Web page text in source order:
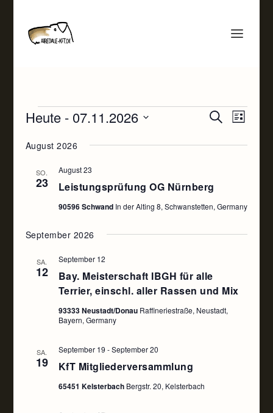
VERANSTALTUNGEN
UND
SUCHELISTE
Heute - 07.11.2026
wählen.
August 2026
SO.
23 Leistungsprüfung OG Nürnberg
August 23
90596 Schwand In der Alting 8, Schwanstetten, Germany
September 2026
SA.
12
Bay. Meisterschaft IBGH für alle
Terrier, einschl. aller Rassen und Mix
September 12
93333 Neustadt/Donau Raffineriestraße, Neustadt,
Bayern, Germany
SA.
19 KfT Mitgliederversammlung
September 19 -September 20
65451 Kelsterbach Bergstr. 20, Kelsterbach